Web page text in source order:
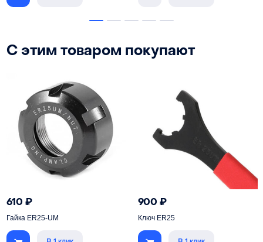
С этим товаром покупают
610₽
Гайка ER25-UM
900₽
Ключ ER25